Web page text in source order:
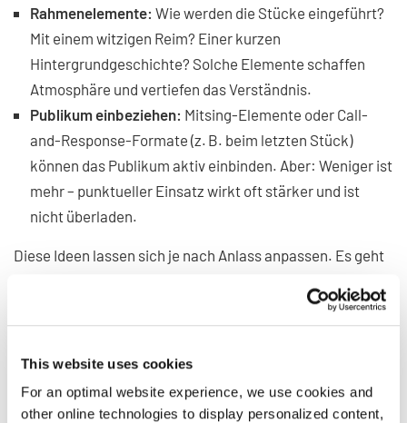
This website uses cookies
For an optimal website experience, we use cookies and
other online technologies to display personalized content,
Rahmenelemente: Wie werden die Stücke eingeführt?
Mit einem witzigen Reim? Einer kurzen
Hintergrundgeschichte? Solche Elemente schaffen
Atmosphäre und vertiefen das Verständnis.
Publikum einbeziehen: Mitsing-Elemente oder Call-
and-Response-Formate (z. B. beim letzten Stück)
können das Publikum aktiv einbinden. Aber: Weniger ist
mehr – punktueller Einsatz wirkt oft stärker und ist
nicht überladen.
Diese Ideen lassen sich je nach Anlass anpassen. Es geht
sondern um bewusst gesetzte Momente, die Emotion und
Erlebnis schaffen.
Zusammenspiel von